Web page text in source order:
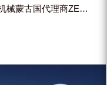
志高机械蒙古国代理商ZEGA客...